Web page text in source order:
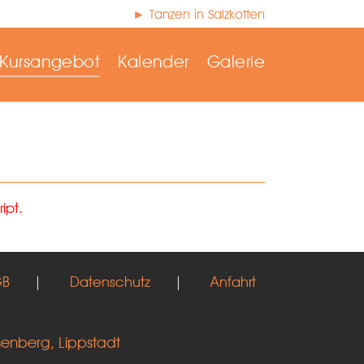
► Tanzen in Salzkotten
Kursangebot Kalender Galerie
| Datenschutz | Anfahrt
Lippstadt